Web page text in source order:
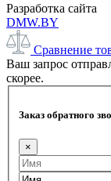
Разработка сайта
DMW.BY
Сравнение
Ваш запрос
скорее.
Заказ обратного
×